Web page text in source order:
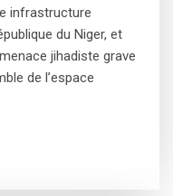
infrastructure
du Niger, et
jihadiste grave
de l’espace